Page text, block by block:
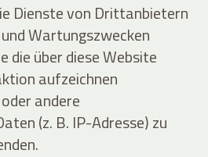
Dienste von Drittanbietern
Wartungszwecken
die über diese Website
aufzeichnen
andere
(z. B. IP-Adresse) zu